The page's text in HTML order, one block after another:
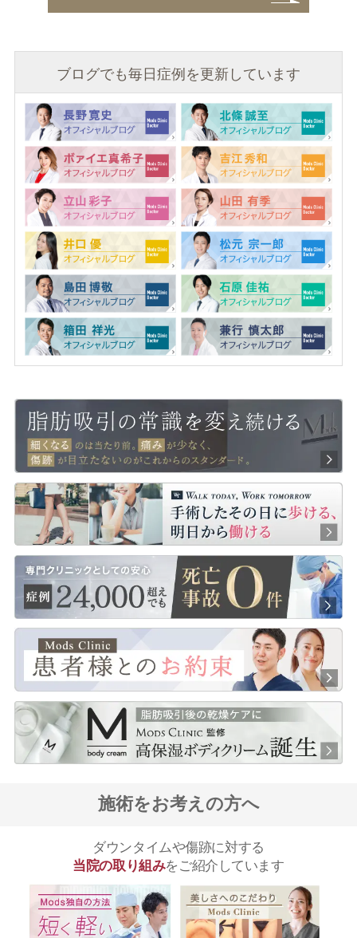
ブログでも毎日症例を更新しています
施術をお考えの方へ
ダウンタイムや傷跡に対する
当院の取り組みをご紹介しています